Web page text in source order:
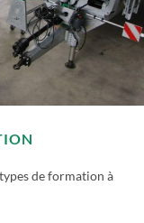
de formation à